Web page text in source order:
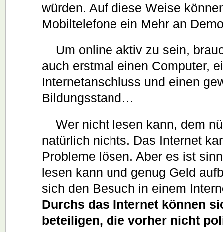
würden. Auf diese Weise
Mobiltelefone ein Mehr an
Um online aktiv zu sein,
auch erstmal einen Computer,
Internetanschluss und einen
Bildungsstand…
Wer nicht lesen kann, dem
natürlich nichts. Das Internet
Probleme lösen. Aber es ist
lesen kann und genug Geld
sich den Besuch in einem
Durchs das Internet können
beteiligen, die vorher nicht